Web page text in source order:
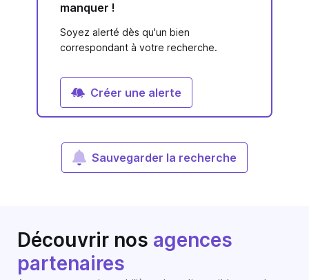
manquer !
Soyez alerté dès qu'un bien
correspondant à votre recherche.
Créer une alerte
Sauvegarder la recherche
Découvrir nos agences
partenaires